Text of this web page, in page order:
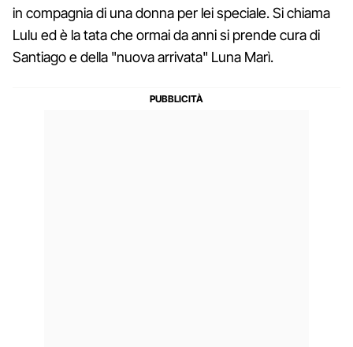
in compagnia di una donna per lei speciale. Si chiama
Lulu ed è la tata che ormai da anni si prende cura di
Santiago e della "nuova arrivata" Luna Marì.